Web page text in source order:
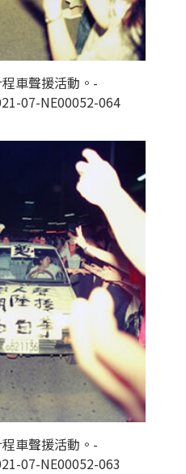
車聲援活動。-
07-NE00052-064
車聲援活動。-
07-NE00052-063